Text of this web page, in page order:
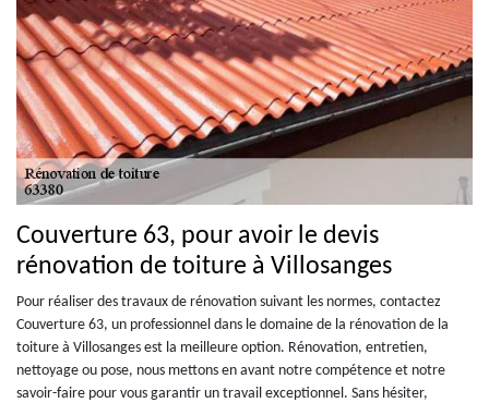
Couverture 63, pour avoir le devis
rénovation de toiture à Villosanges
Pour réaliser des travaux de rénovation suivant les normes, contactez
Couverture 63, un professionnel dans le domaine de la rénovation de la
toiture à Villosanges est la meilleure option. Rénovation, entretien,
nettoyage ou pose, nous mettons en avant notre compétence et notre
savoir-faire pour vous garantir un travail exceptionnel. Sans hésiter,